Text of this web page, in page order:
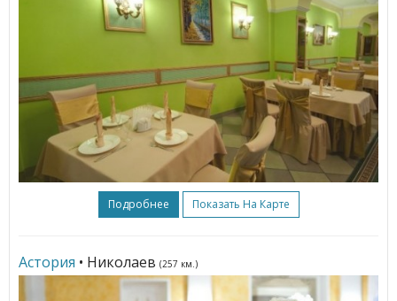
Подробнее Показать На Карте
Астория • Николаев (257 км.)